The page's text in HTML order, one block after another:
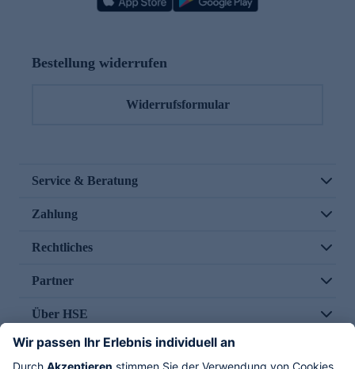
Bestellung widerrufen
Widerrufsformular
Service & Beratung
Zahlung
Rechtliches
Partner
Über HSE
Im TV